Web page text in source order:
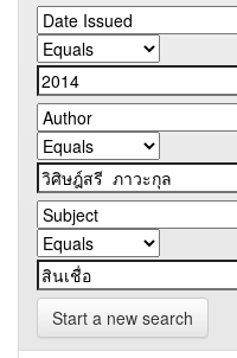
Start a new search